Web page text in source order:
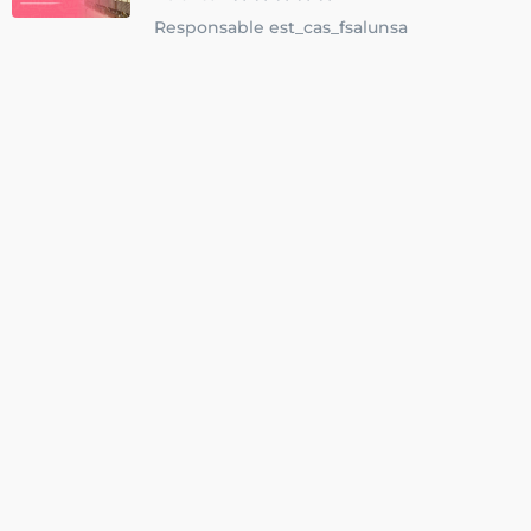
Responsable est_cas_fsalunsa